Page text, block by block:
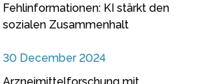
Fehlinformationen: KI stärkt den
sozialen Zusammenhalt
30 December 2024
Arzneimittelforschung mit